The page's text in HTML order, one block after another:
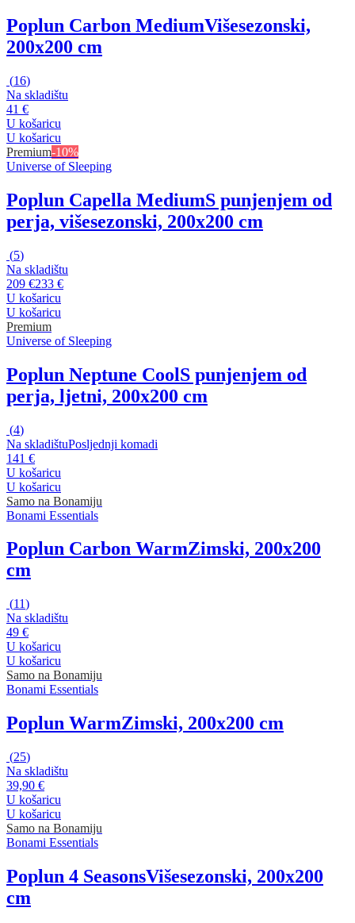
Poplun Carbon MediumVišesezonski,
200x200 cm
(16)
Na skladištu
41 €
U košaricu
U košaricu
Premium-10%
Universe of Sleeping
Poplun Capella MediumS punjenjem od
perja, višesezonski, 200x200 cm
(5)
Na skladištu
209 €233 €
U košaricu
U košaricu
Premium
Universe of Sleeping
Poplun Neptune CoolS punjenjem od
perja, ljetni, 200x200 cm
(4)
Na skladištuPosljednji komadi
141 €
U košaricu
U košaricu
Samo na Bonamiju
Bonami Essentials
Poplun Carbon WarmZimski, 200x200
cm
(11)
Na skladištu
49 €
U košaricu
U košaricu
Samo na Bonamiju
Bonami Essentials
Poplun WarmZimski, 200x200 cm
(25)
Na skladištu
39,90 €
U košaricu
U košaricu
Samo na Bonamiju
Bonami Essentials
Poplun 4 SeasonsVišesezonski, 200x200
cm